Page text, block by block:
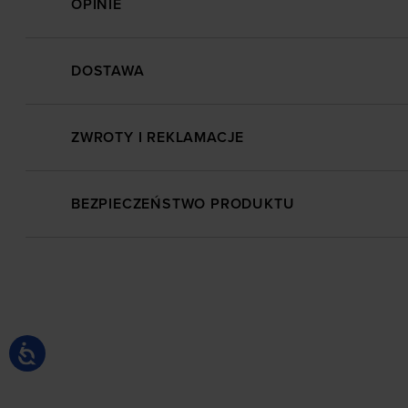
OPINIE
DOSTAWA
ZWROTY I REKLAMACJE
BEZPIECZEŃSTWO PRODUKTU